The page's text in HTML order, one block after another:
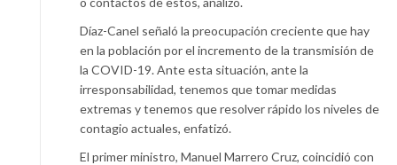
Díaz-Canel señaló la preocupación creciente que hay
en la población por el incremento de la transmisión de
la COVID-19. Ante esta situación, ante la
irresponsabilidad, tenemos que tomar medidas
extremas y tenemos que resolver rápido los niveles de
contagio actuales, enfatizó.
El primer ministro, Manuel Marrero Cruz, coincidió con